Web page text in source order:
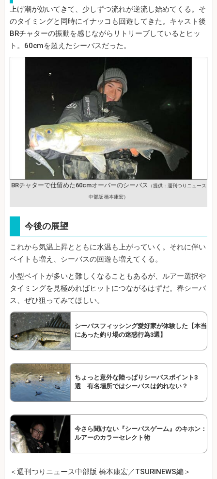
上げ潮が効いてきて、少しずつ流れが逆流し始めてくる。そ
のタイミングと同時にイナッコも回遊してきた。キャスト後
BRチャターの振動を感じながらリトリーブしているとヒッ
ト。60cmを超えたシーバスだった。
BRチャターで仕留めた60cmオーバーのシーバス （提供：週刊つりニュース
中部版 橋本康宏）
今後の展望
これから気温上昇とともに水温も上がっていく。それに伴い
ベイトも増え、シーバスの回遊も増えてくる。
小型ベイトが多いと難しくなることもあるが、ルアー選択や
タイミングを見極めればヒットにつながるはずだ。春シーバ
ス、ぜひ狙ってみてほしい。
シーバスフィッシング愛好家が体験した【本当
にあった釣り場の迷惑行為3選】
ちょっと意外な陸っぱりシーバスポイント3
選 有名場所ではシーバスは釣れない？
今さら聞けない『シーバスゲーム』のキホン：
ルアーのカラーセレクト術
＜週刊つりニュース中部版 橋本康宏／TSURINEWS編＞